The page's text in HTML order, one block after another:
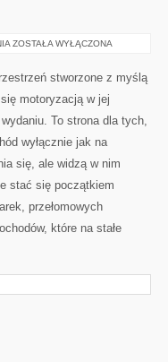
ZŁOTA
ZOSTAŁA WYŁĄCZONA
stworzone z myślą
motoryzacją w jej
To strona dla tych,
wyłącznie jak na
się, ale widzą w nim
stać się początkiem
przełomowych
które na stałe